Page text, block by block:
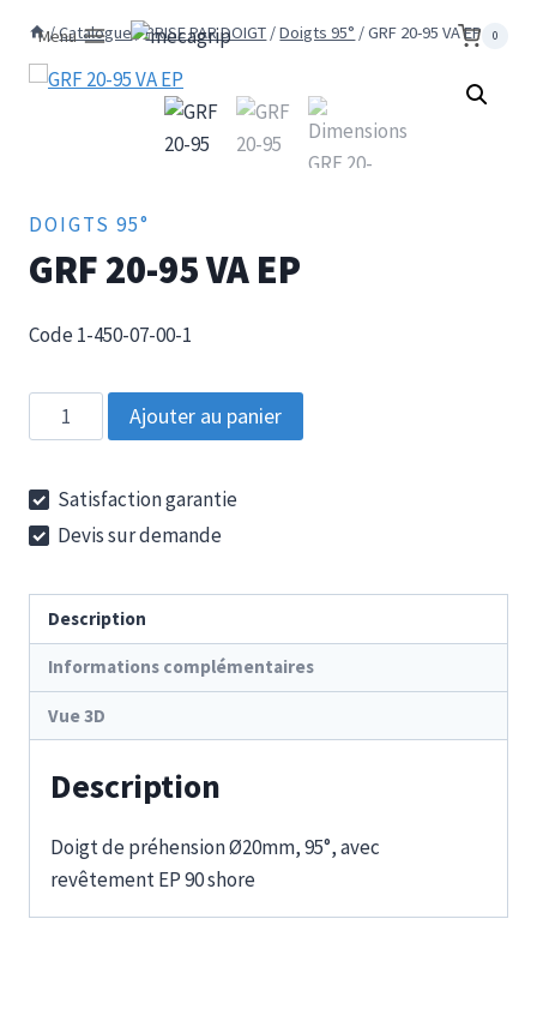
contenu
Menu 0
/Catalogue/PRISE PAR DOIGT /Doigts 95° /GRF 20-95 VA EP
DOIGTS 95°
GRF 20-95 VA EP
Code 1-450-07-00-1
quantité
de
20-
95
EP
Ajouter au panier
Satisfaction garantie
Devis sur demande
Description
Informations complémentaires
Vue 3D
Description
Doigt de préhension Ø20mm, 95°, avec
revêtement EP 90 shore